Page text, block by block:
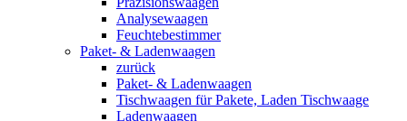
Analysewaagen
Feuchtebestimmer
Paket- & Ladenwaagen
zurück
Paket- & Ladenwaagen
Tischwaagen für Pakete, Laden Tischwaage
Ladenwaagen